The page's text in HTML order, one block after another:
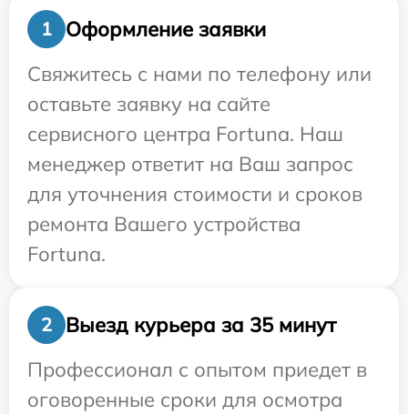
1
Оформление заявки
Свяжитесь с нами по телефону или
оставьте заявку на сайте
сервисного центра Fortuna. Наш
менеджер ответит на Ваш запрос
для уточнения стоимости и сроков
ремонта Вашего устройства
Fortuna.
2
Выезд курьера за 35 минут
Профессионал с опытом приедет в
оговоренные сроки для осмотра